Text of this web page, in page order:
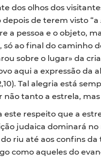
dos olhos dos
de terem visto “a
a pessoa e o objeto,
só ao final do caminho
sobre o lugar» da
aqui a expressão
Tal alegria está
tanto a estrela,
este respeito que a
judaica dominará no
riu até aos confins
como aqueles do